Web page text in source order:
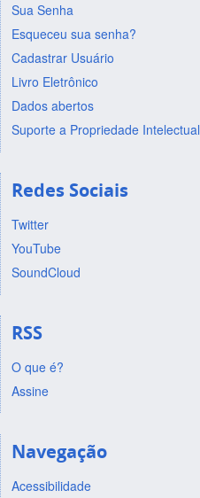
Sua Senha
Esqueceu sua senha?
Cadastrar Usuário
Livro Eletrônico
Dados abertos
Suporte a Propriedade Intelectual
Redes Sociais
Twitter
YouTube
SoundCloud
RSS
O que é?
Assine
Navegação
Acessibilidade